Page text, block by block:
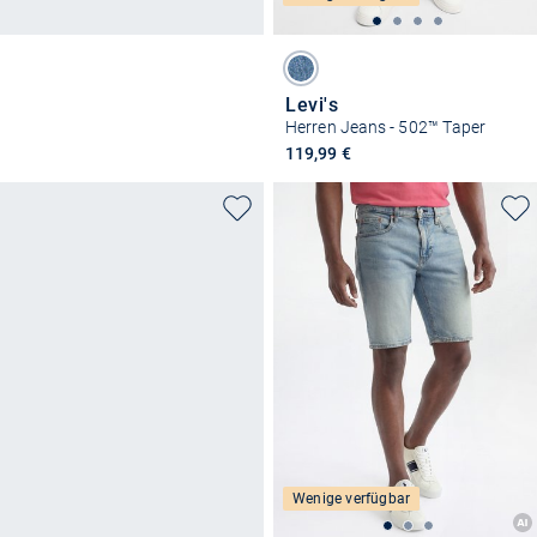
Levi's
Herren Jeans - 502™ Taper
119,99 €
Wenige verfügbar